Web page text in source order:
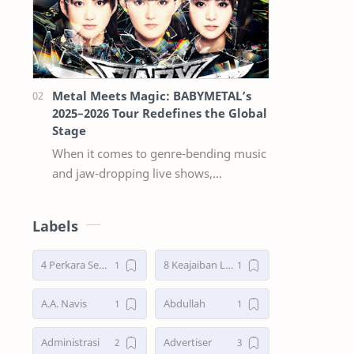
Metal Meets Magic: BABYMETAL’s
2025–2026 Tour Redefines the Global
Stage
When it comes to genre-bending music
and jaw-dropping live shows,
2025–2026 w…
Labels
4 Perkara Sebelum Tidur 8 Keajaiban Lebah menurut Al-Qur’an part 2
A.A. Navis Abdullah
Administrasi Advertiser